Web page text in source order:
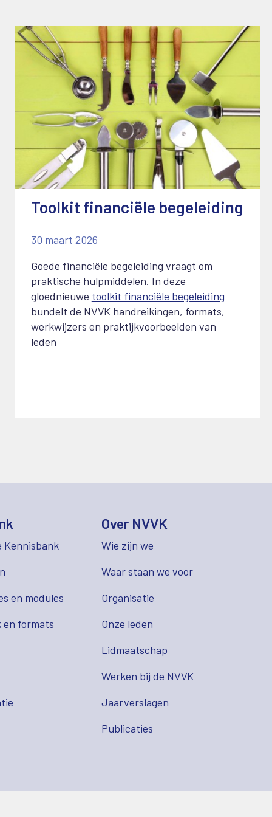
Toolkit financiële begeleiding
30 maart 2026
Goede financiële begeleiding vraagt om
praktische hulpmiddelen. In deze
gloednieuwe toolkit financiële begeleiding
bundelt de NVVK handreikingen, formats,
werkwijzers en praktijkvoorbeelden van
leden
Kennisbank
en modules
en formats
Over NVVK
Wie zijn we
Waar staan we voor
Organisatie
Onze leden
Lidmaatschap
Werken bij de NVVK
Jaarverslagen
Publicaties